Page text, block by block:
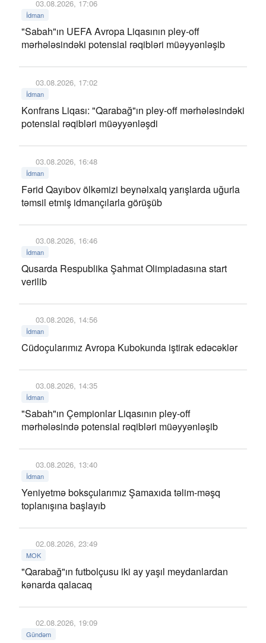
03.08.2026, 17:06
İdman
"Sabah"ın UEFA Avropa Liqasının pley-off
mərhələsindəki potensial rəqibləri müəyyənləşib
03.08.2026, 17:02
İdman
Konfrans Liqası: "Qarabağ"ın pley-off mərhələsindəki
potensial rəqibləri müəyyənləşdi
03.08.2026, 16:48
İdman
Fərid Qayıbov ölkəmizi beynəlxalq yarışlarda uğurla
təmsil etmiş idmançılarla görüşüb
03.08.2026, 16:46
İdman
Qusarda Respublika Şahmat Olimpiadasına start
verilib
03.08.2026, 14:56
İdman
Cüdoçularımız Avropa Kubokunda iştirak edəcəklər
03.08.2026, 14:35
İdman
"Sabah"ın Çempionlar Liqasının pley-off
mərhələsində potensial rəqibləri müəyyənləşib
03.08.2026, 13:40
İdman
Yeniyetmə boksçularımız Şamaxıda təlim-məşq
toplanışına başlayıb
02.08.2026, 23:49
MOK
"Qarabağ"ın futbolçusu iki ay yaşıl meydanlardan
kənarda qalacaq
02.08.2026, 19:09
Gündəm